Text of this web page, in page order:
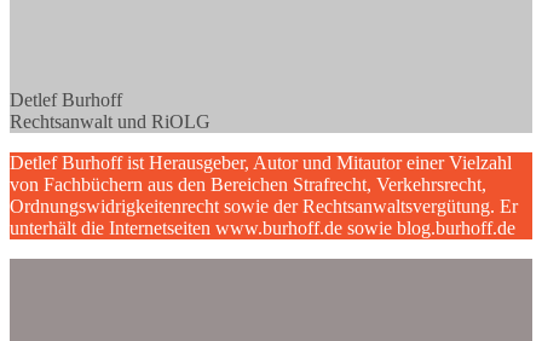
Detlef Burhoff
Rechtsanwalt und RiOLG
Detlef Burhoff ist Herausgeber, Autor und Mitautor einer Vielzahl
von Fachbüchern aus den Bereichen Strafrecht, Verkehrsrecht,
Ordnungswidrigkeitenrecht sowie der Rechtsanwaltsvergütung. Er
unterhält die Internetseiten www.burhoff.de sowie blog.burhoff.de